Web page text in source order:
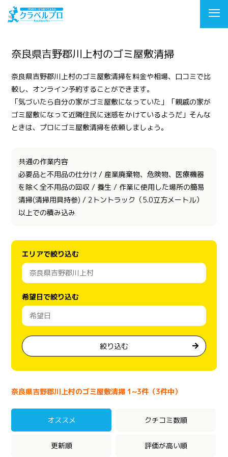
奈良県吉野郡川上村のゴミ屋敷清掃
奈良県吉野郡川上村のゴミ屋敷清掃を料金や相場、口コミで比
較し、オンライン予約することができます。
「気づいたら自分の家がゴミ屋敷になっていた」「親戚の家が
ゴミ屋敷になって近隣住民に迷惑をかけているようだ」そんな
ときは、プロにゴミ屋敷清掃を依頼しましょう。
共通の作業内容
必要品と不用品の仕分け / 産業廃棄物、危険物、医療機器
を除く全不用品の回収 / 養生 / 作業に使用した場所の簡易
清掃(清掃用具持参) / 2トントラック（5.0立方メートル）
以上での積み込み
エリアで絞り込む
希望日で絞り込む
絞り込む
奈良県吉野郡川上村のゴミ屋敷清掃 1~3件（3件中）
オススメ クチコミ数順
更新順 評価が高い順